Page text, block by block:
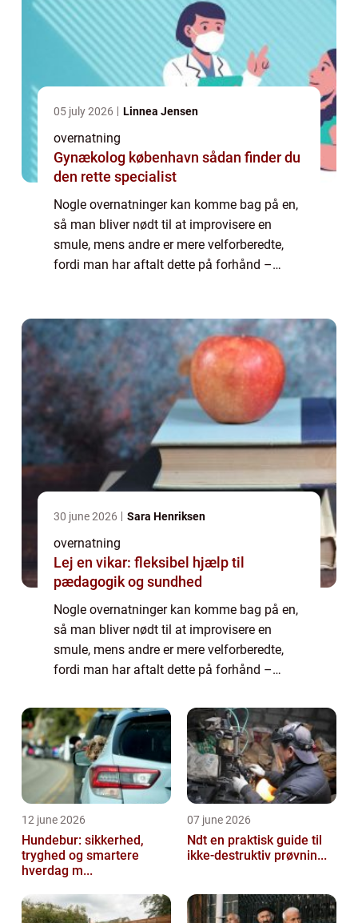
05 july 2026 Linnea Jensen
overnatning
Gynækolog københavn sådan finder du
den rette specialist
Nogle overnatninger kan komme bag på en,
så man bliver nødt til at improvisere en
smule, mens andre er mere velforberedte,
fordi man har aftalt dette på forhånd –
30 june 2026 Sara Henriksen
overnatning
Lej en vikar: fleksibel hjælp til
pædagogik og sundhed
Nogle overnatninger kan komme bag på en,
så man bliver nødt til at improvisere en
smule, mens andre er mere velforberedte,
fordi man har aftalt dette på forhånd –
12 june 2026
Hundebur: sikkerhed,
tryghed og smartere
hverdag m...
07 june 2026
Ndt en praktisk guide til
ikke-destruktiv prøvnin...